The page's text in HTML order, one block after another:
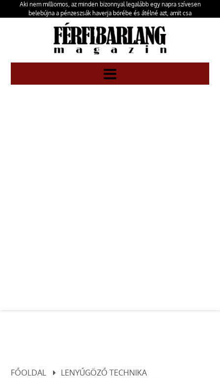
Aki nem milliomos, az minden bizonnyal legalább egy napra szívesen
belebújna a pénzeszsák haverja bőrébe és átélné azt, amit csa
FŐOLDAL
LENYŰGÖZŐ TECHNIKA